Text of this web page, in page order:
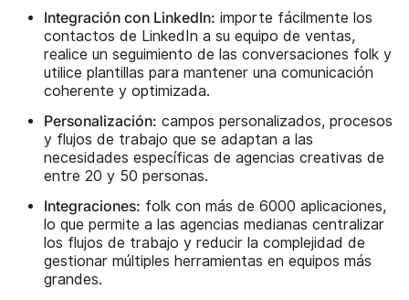
Integración con LinkedIn: importe fácilmente los
contactos de LinkedIn a su equipo de ventas,
realice un seguimiento de las conversaciones folk y
utilice plantillas para mantener una comunicación
coherente y optimizada.
Personalización: campos personalizados, procesos
y flujos de trabajo que se adaptan a las
necesidades específicas de agencias creativas de
entre 20 y 50 personas.
Integraciones: folk con más de 6000 aplicaciones,
lo que permite a las agencias medianas centralizar
los flujos de trabajo y reducir la complejidad de
gestionar múltiples herramientas en equipos más
grandes.